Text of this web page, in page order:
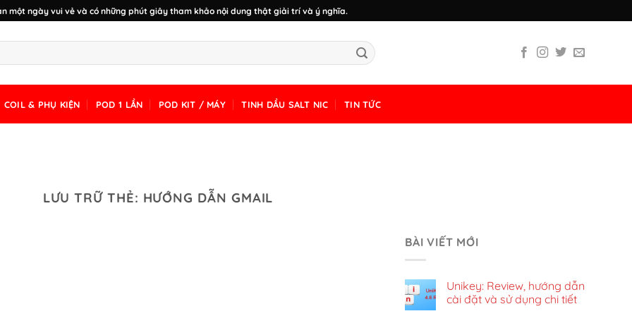
một ngày vui vẻ và có những phút giây tham khảo nội dung thật giải trí và ý nghĩa.
COIL & PHỤ KIỆN POD 1 LẦN POD KIT / MÁY TINH DẦU SALT NIC TIN TỨC
LƯU TRỮ THẺ: HƯỚNG DẪN GMAIL
BÀI VIẾT MỚI
Unikey: Review, hướng dẫn
cài đặt và sử dụng chi tiết